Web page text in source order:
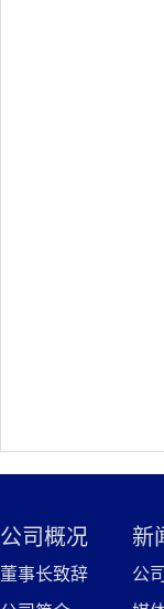
公司概况
董事长致辞
新
公